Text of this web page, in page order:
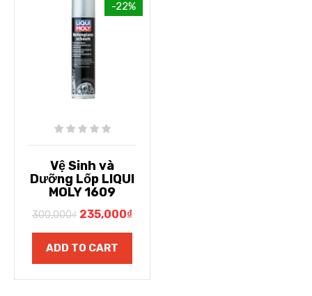
-22%
Vệ Sinh và
Dưỡng Lốp LIQUI
MOLY 1609
300,000₫ 235,000₫
ADD TO CART